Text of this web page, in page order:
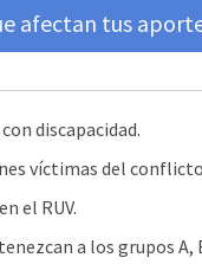
afectan tus
discapacidad.
víctimas del
el RUV.
a los grupos A,